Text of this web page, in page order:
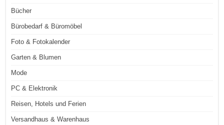
Bücher
Bürobedarf & Büromöbel
Foto & Fotokalender
Garten & Blumen
Mode
PC & Elektronik
Reisen, Hotels und Ferien
Versandhaus & Warenhaus